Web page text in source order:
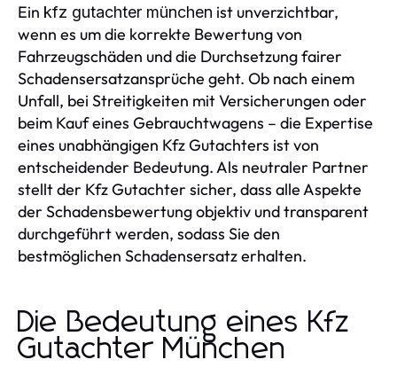
Ein kfz gutachter münchen ist unverzichtbar,
wenn es um die korrekte Bewertung von
Fahrzeugschäden und die Durchsetzung fairer
Schadensersatzansprüche geht. Ob nach einem
Unfall, bei Streitigkeiten mit Versicherungen oder
beim Kauf eines Gebrauchtwagens – die Expertise
eines unabhängigen Kfz Gutachters ist von
entscheidender Bedeutung. Als neutraler Partner
stellt der Kfz Gutachter sicher, dass alle Aspekte
der Schadensbewertung objektiv und transparent
durchgeführt werden, sodass Sie den
bestmöglichen Schadensersatz erhalten.
Die Bedeutung eines Kfz
Gutachter München